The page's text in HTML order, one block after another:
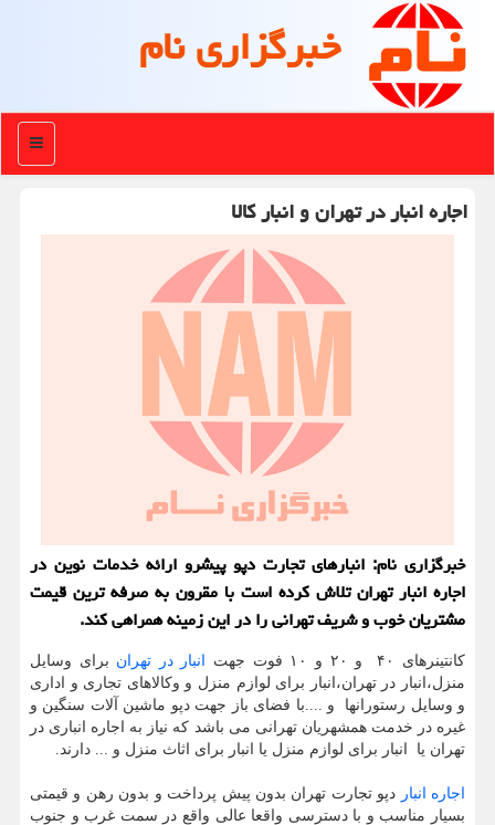
خبرگزاری نام
منو
اجاره انبار در تهران و انبار كالا
خبرگزاری نام: انبارهای تجارت دپو پیشرو ارائه خدمات نوین در
اجاره انبار تهران تلاش كرده است با مقرون به صرفه ترین قیمت
مشتریان خوب و شریف تهرانی را در این زمینه همراهی كند.
کانتینرهای ۴۰ و ۲۰ و ۱۰ فوت جهت انبار در تهران برای وسایل
منزل،انبار در تهران،انبار برای لوازم منزل و وکالاهای تجاری و اداری
و وسایل رستورانها و ....با فضای باز جهت دپو ماشین آلات سنگین و
غیره در خدمت همشهریان تهرانی می باشد که نیاز به اجاره انباری در
تهران یا انبار برای لوازم منزل یا انبار برای اثاث منزل و ... دارند.
اجاره انبار دپو تجارت تهران بدون پیش پرداخت و بدون رهن و قیمتی
بسیار مناسب و با دسترسی واقعا عالی واقع در سمت غرب و جنوب